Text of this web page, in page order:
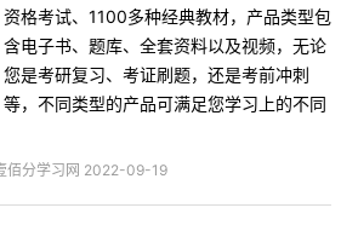
资格考试、1100多种经典教材，产品类型包
含电子书、题库、全套资料以及视频，无论
您是考研复习、考证刷题，还是考前冲刺
等，不同类型的产品可满足您学习上的不同
佰分学习网 2022-09-19